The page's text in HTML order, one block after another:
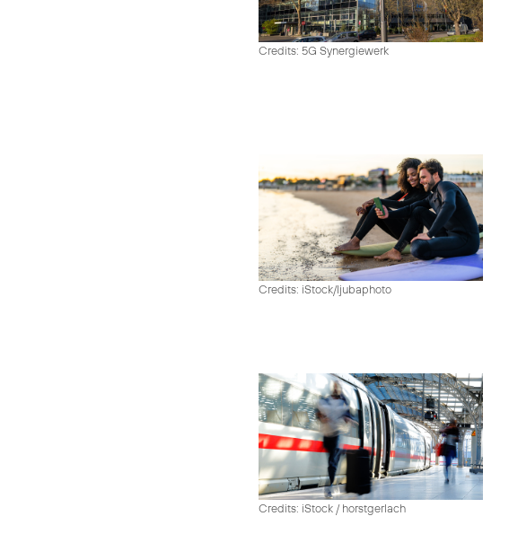
Credits: 5G Synergiewerk
Credits: iStock/ljubaphoto
Credits: iStock / horstgerlach